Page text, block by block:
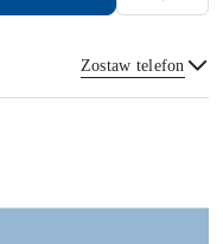
Zostaw telefon